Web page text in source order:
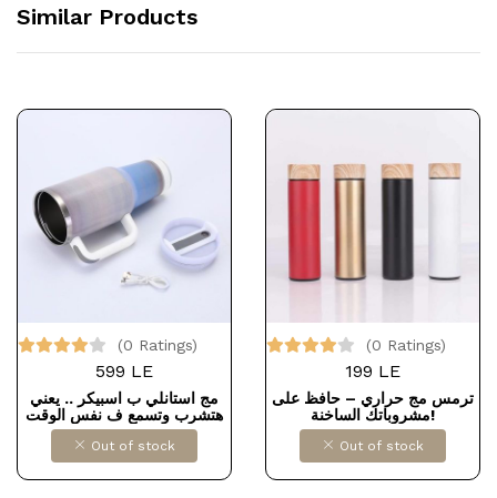
Similar Products
(0 Ratings)
599 LE
مج استانلي ب اسبيكر .. يعني
هتشرب وتسمع ف نفس الوقت
وصله USB
Out of stock
(0 Ratings)
199 LE
ترمس مج حراري – حافظ على
مشروباتك الساخنة!
Out of stock